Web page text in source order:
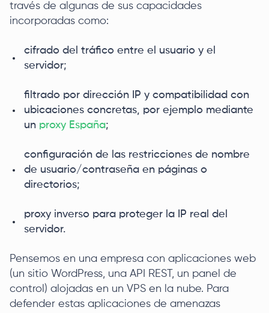
través de algunas de sus capacidades
incorporadas como:
cifrado del tráfico entre el usuario y el
servidor;
filtrado por dirección IP y compatibilidad con
ubicaciones concretas, por ejemplo mediante
un proxy España;
configuración de las restricciones de nombre
de usuario/contraseña en páginas o
directorios;
proxy inverso para proteger la IP real del
servidor.
Pensemos en una empresa con aplicaciones web
(un sitio WordPress, una API REST, un panel de
control) alojadas en un VPS en la nube. Para
defender estas aplicaciones de amenazas